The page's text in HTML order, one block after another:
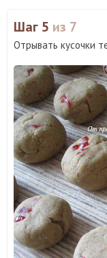
Шаг 5 из 7
Отрывать кусочки